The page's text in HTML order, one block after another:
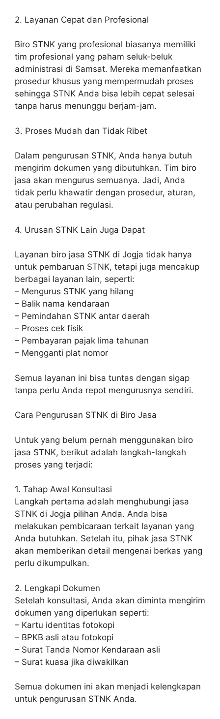
2. Layanan Cepat dan Profesional
Biro STNK yang profesional biasanya memiliki
tim profesional yang paham seluk-beluk
administrasi di Samsat. Mereka memanfaatkan
prosedur khusus yang mempermudah proses
sehingga STNK Anda bisa lebih cepat selesai
tanpa harus menunggu berjam-jam.
3. Proses Mudah dan Tidak Ribet
Dalam pengurusan STNK, Anda hanya butuh
mengirim dokumen yang dibutuhkan. Tim biro
jasa akan mengurus semuanya. Jadi, Anda
tidak perlu khawatir dengan prosedur, aturan,
atau perubahan regulasi.
4. Urusan STNK Lain Juga Dapat
Layanan biro jasa STNK di Jogja tidak hanya
untuk pembaruan STNK, tetapi juga mencakup
berbagai layanan lain, seperti:
– Mengurus STNK yang hilang
– Balik nama kendaraan
– Pemindahan STNK antar daerah
– Proses cek fisik
– Pembayaran pajak lima tahunan
– Mengganti plat nomor
Semua layanan ini bisa tuntas dengan sigap
tanpa perlu Anda repot mengurusnya sendiri.
Cara Pengurusan STNK di Biro Jasa
Untuk yang belum pernah menggunakan biro
jasa STNK, berikut adalah langkah-langkah
proses yang terjadi:
1. Tahap Awal Konsultasi
Langkah pertama adalah menghubungi jasa
STNK di Jogja pilihan Anda. Anda bisa
melakukan pembicaraan terkait layanan yang
Anda butuhkan. Setelah itu, pihak jasa STNK
akan memberikan detail mengenai berkas yang
perlu dikumpulkan.
2. Lengkapi Dokumen
Setelah konsultasi, Anda akan diminta mengirim
dokumen yang diperlukan seperti:
– Kartu identitas fotokopi
– BPKB asli atau fotokopi
– Surat Tanda Nomor Kendaraan asli
– Surat kuasa jika diwakilkan
Semua dokumen ini akan menjadi kelengkapan
untuk pengurusan STNK Anda.